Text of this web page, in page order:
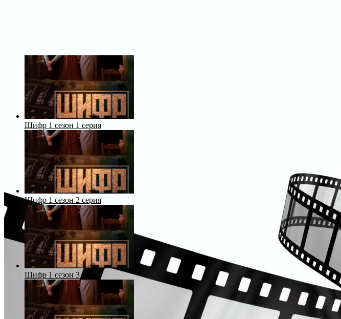
Шифр 1 сезон 1 серия
Шифр 1 сезон 2 серия
Шифр 1 сезон 3 серия